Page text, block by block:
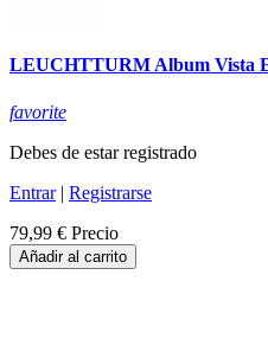
LEUCHTTURM Album Vista
favorite
Debes de estar registrado
Entrar| Registrarse
79,99 € Precio
Añadir al carrito